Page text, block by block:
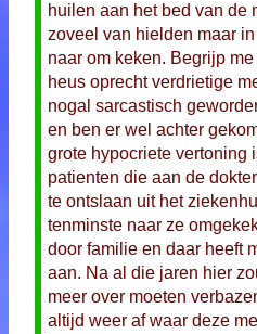
huilen aan het bed van de
zoveel van hielden maar
naar om keken. Begrijp
heus oprecht verdrietige
nogal sarcastisch
en ben er wel achter
grote hypocriete vertoning
patienten die aan de
te ontslaan uit het
tenminste naar ze
door familie en daar heeft
aan. Na al die jaren hier
meer over moeten
altijd weer af waar deze